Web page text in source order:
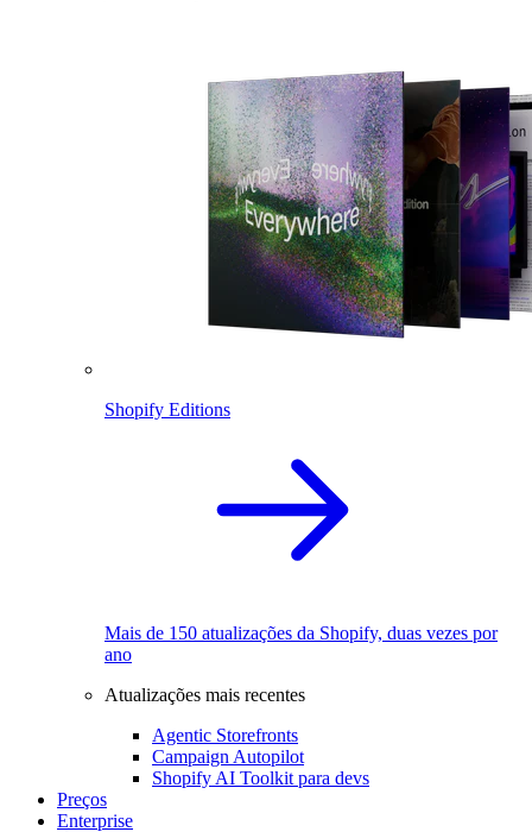
Shopify Editions
Mais de 150 atualizações da Shopify, duas vezes por
ano
Atualizações mais recentes
Agentic Storefronts
Campaign Autopilot
Shopify AI Toolkit para devs
Preços
Enterprise